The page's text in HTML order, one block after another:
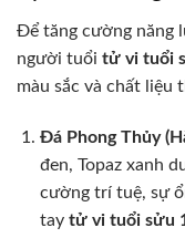
Để tăng cường năng
người tuổi tử vi tuổi
màu sắc và chất liệu
Đá Phong Thủy
đen, Topaz xanh
cường trí tuệ, sự
tay tử vi tuổi sửu